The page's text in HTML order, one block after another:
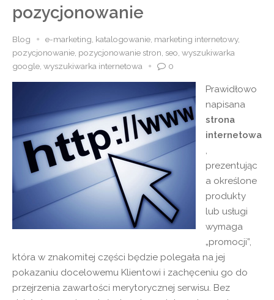
pozycjonowanie
Blog e-marketing katalogowanie, marketing internetowy,
pozycjonowanie pozycjonowanie stron seo wyszukiwarka
google wyszukiwarka internetowa 0
Prawidłowo
napisana
strona
internetowa
,
prezentując
a określone
produkty
lub usługi
wymaga
„promocji”,
która w znakomitej części będzie polegała na jej
pokazaniu docelowemu Klientowi i zachęceniu go do
przejrzenia zawartości merytorycznej serwisu. Bez